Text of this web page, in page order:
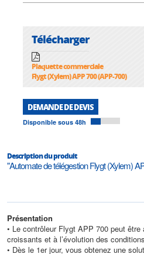
Télécharger
Plaquette commerciale
Flygt (Xylem) APP 700 (APP-700)
DEMANDE DE DEVIS
Disponible sous 48h
Description du produit
"Automate de télégestion Flygt (Xylem)
Présentation
• Le contrôleur Flygt APP 700 peut
croissants et à l’évolution des
• Dès le 1er jour, vous obtenez une